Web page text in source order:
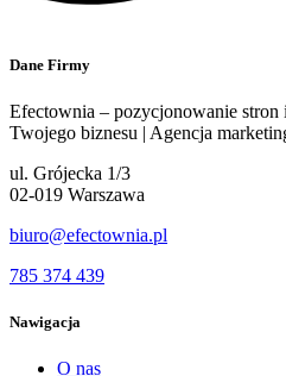
Dane Firmy
Efectownia – pozycjonowanie stron
Twojego biznesu | Agencja
ul. Grójecka 1/3
02-019 Warszawa
biuro@efectownia.pl
785 374 439
Nawigacja
O nas